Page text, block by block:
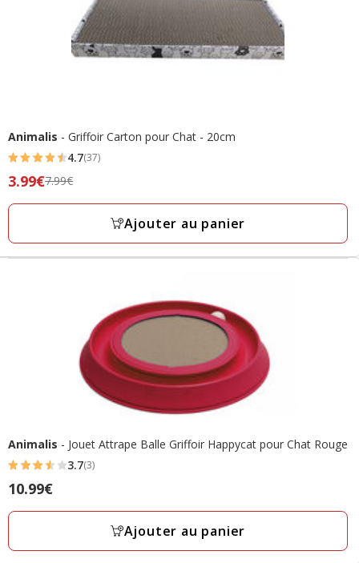
Animalis - Griffoir Carton pour Chat - 20cm
4.7
étoiles
avec
avis
4.7(37)
Prix
précédent
prix
final
3.99€7.99€
Ajouter au panier
Animalis - Jouet Attrape Balle Griffoir Happycat pour Chat Rouge
3.7
étoiles
avec
avis
3.7(3)
Prix
10.99€
10.99€
Ajouter au panier